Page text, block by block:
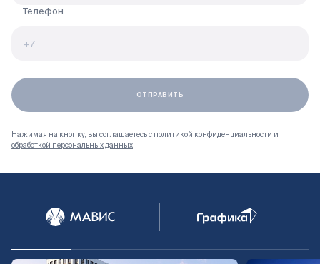
Способы покупки
Отделка
Акции
Документация
ВЫБРАТЬ КВАРТИРУ
Телефон
Нажимая на кнопку, вы соглашаетесь с политикой конфиденциальности и
обработкой персональных данных